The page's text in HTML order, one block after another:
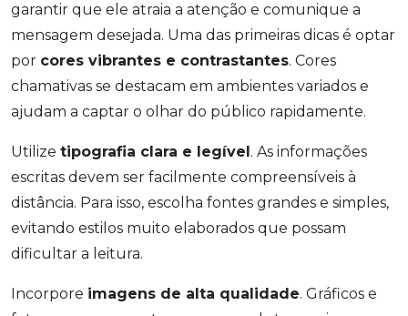
garantir que ele atraia a atenção e comunique a
mensagem desejada. Uma das primeiras dicas é optar
por cores vibrantes e contrastantes. Cores
chamativas se destacam em ambientes variados e
ajudam a captar o olhar do público rapidamente.
Utilize tipografia clara e legível. As informações
escritas devem ser facilmente compreensíveis à
distância. Para isso, escolha fontes grandes e simples,
evitando estilos muito elaborados que possam
dificultar a leitura.
Incorpore imagens de alta qualidade. Gráficos e